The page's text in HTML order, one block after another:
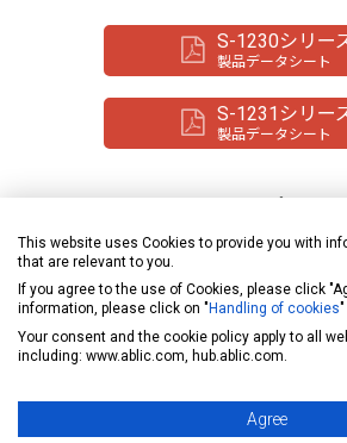
S-1230シリー
製品データシート
S-1231シリー
製品データシート
オンライン購入 (価格
販売代理店
This website uses Cookies to provide you with
that are relevant to you.
If you agree to the use of Cookies, please click
information, please click on " Handling of cookies
Your consent and the cookie policy apply to all
including: www.ablic.com, hub.ablic.com.
Agree